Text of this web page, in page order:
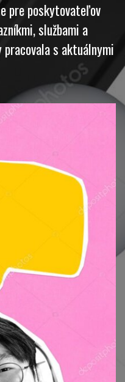
pre poskytovateľov
službami a
s aktuálnymi